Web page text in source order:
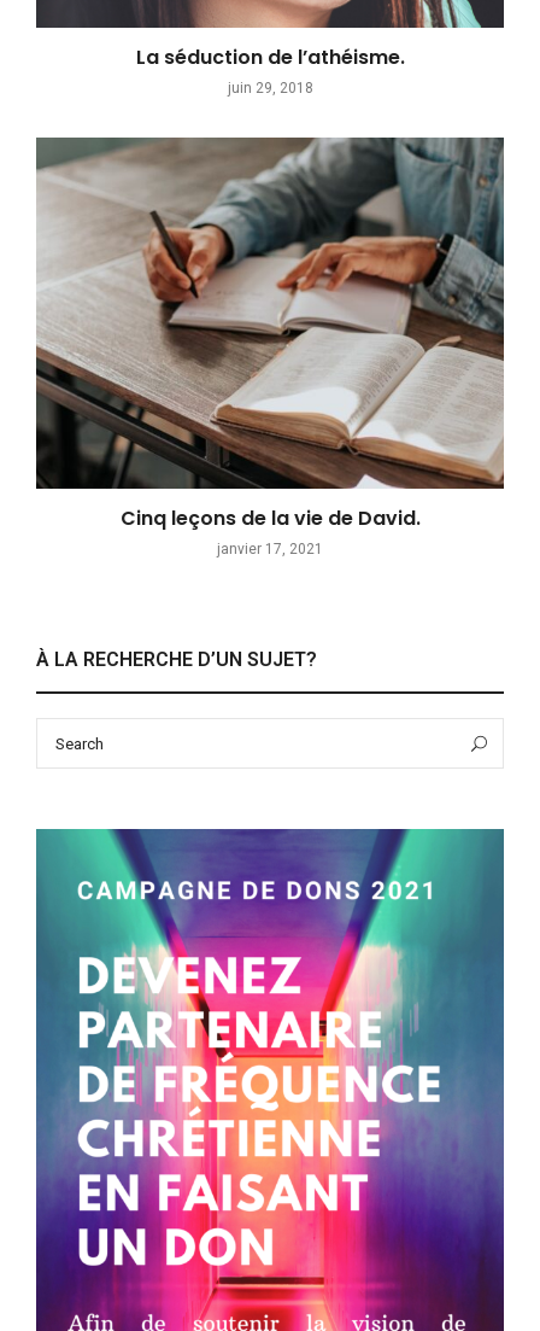
La séduction de l’athéisme.
juin 29, 2018
Cinq leçons de la vie de David.
janvier 17, 2021
À LA RECHERCHE D’UN SUJET?